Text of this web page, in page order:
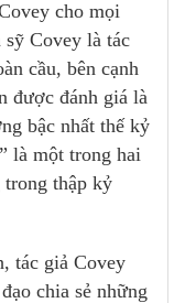
cho mọi
sỹ Covey là tác
cầu, bên cạnh
được đánh giá là
bậc nhất thế kỷ
là một trong hai
trong thập kỷ
tác giả Covey
chia sẻ những